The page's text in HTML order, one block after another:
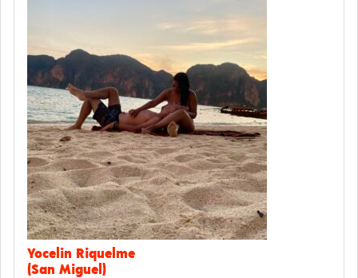
Yocelin Riquelme
(San Miguel)